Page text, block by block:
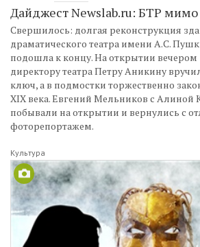
Дайджест Newslab.ru: БТР
Свершилось: долгая реконструкция
драматического театра имени А.С.
подошла к концу. На открытии вечером
директору театра Петру Аникину
ключ, а в подмостки торжественно
XIX века. Евгений Мельников с Алиной
побывали на открытии и вернулись с
фоторепортажем.
Культура